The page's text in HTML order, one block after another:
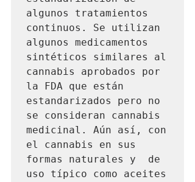
algunos tratamientos
continuos. Se utilizan
algunos medicamentos
sintéticos similares al
cannabis aprobados por
la FDA que están
estandarizados pero no
se consideran cannabis
medicinal. Aún así, con
el cannabis en sus
formas naturales y  de
uso típico como aceites